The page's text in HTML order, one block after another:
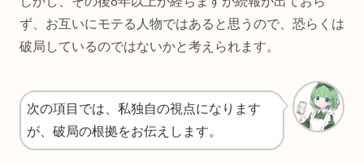
ず、お互いにモテる人物ではあると思うので、恐らくは
破局しているのではないかと考えられます。
次の項目では、私独自の視点になります
が、破局の根拠をお伝えします。